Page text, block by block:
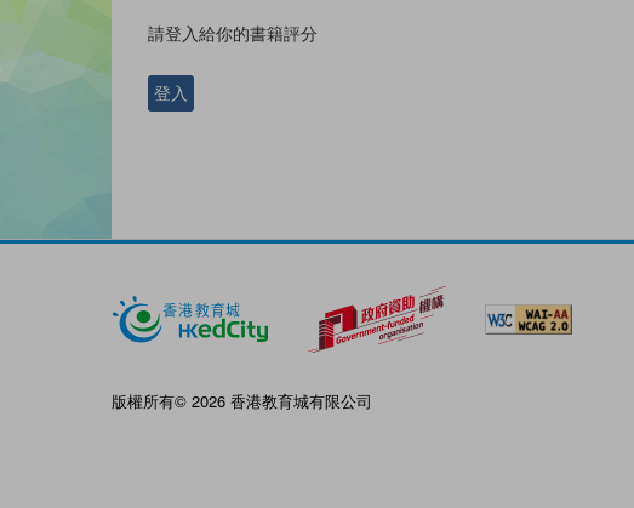
請登入給你的書籍評分
登入
版權所有© 2026 香港教育城有限公司